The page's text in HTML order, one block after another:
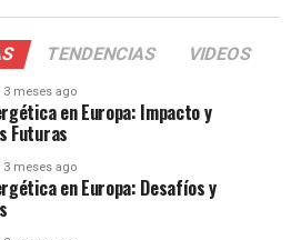
del gas natural,
ha sido una preocupación
Sin embargo, la reciente
puesto de relieve la
En 2022, Rusia suministró
del gas que consume Europa,
del desafío actual.
Agencia Internacional de la
TENDENCIAS VIDEOS
3 meses ago
en Europa: Impacto y
Futuras
3 meses ago
en Europa: Desafíos y